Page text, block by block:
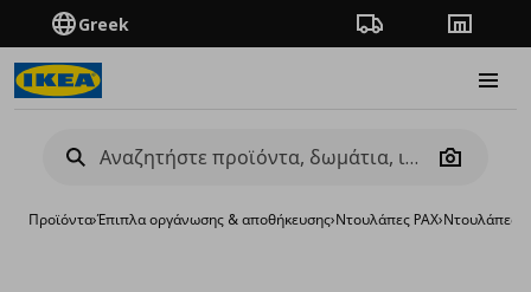
Greek Πορεία παραγγελίας
Camera
Προϊόντα›Έπιπλα οργάνωσης & αποθήκευσης›Ντουλάπες PAX›Ντουλάπες